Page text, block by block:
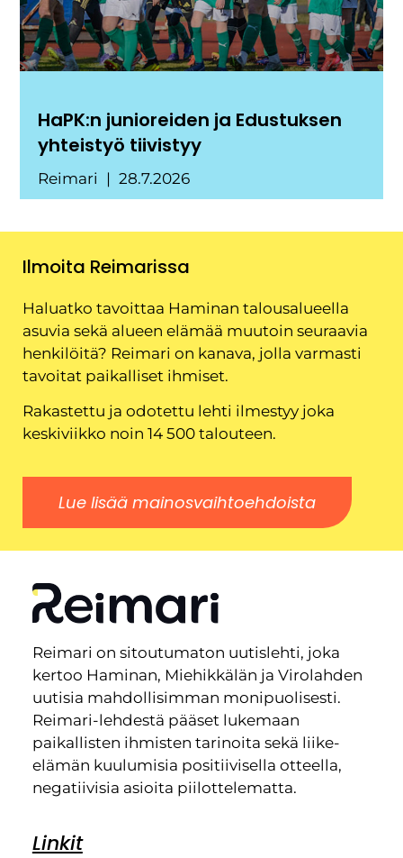
HaPK:n junioreiden ja Edustuksen
yhteistyö tiivistyy
Reimari 28.7.2026
Ilmoita Reimarissa
Haluatko tavoittaa Haminan talousalueella
asuvia sekä alueen elämää muutoin seuraavia
henkilöitä? Reimari on kanava, jolla varmasti
tavoitat paikalliset ihmiset.
Rakastettu ja odotettu lehti ilmestyy joka
keskiviikko noin 14 500 talouteen.
Lue lisää mainosvaihtoehdoista
Reimari on sitoutumaton uutislehti, joka
kertoo Haminan, Miehikkälän ja Virolahden
uutisia mahdollisimman monipuolisesti.
Reimari-lehdestä pääset lukemaan
paikallisten ihmisten tarinoita sekä liike-
elämän kuulumisia positiivisella otteella,
negatiivisia asioita piilottelematta.
Linkit